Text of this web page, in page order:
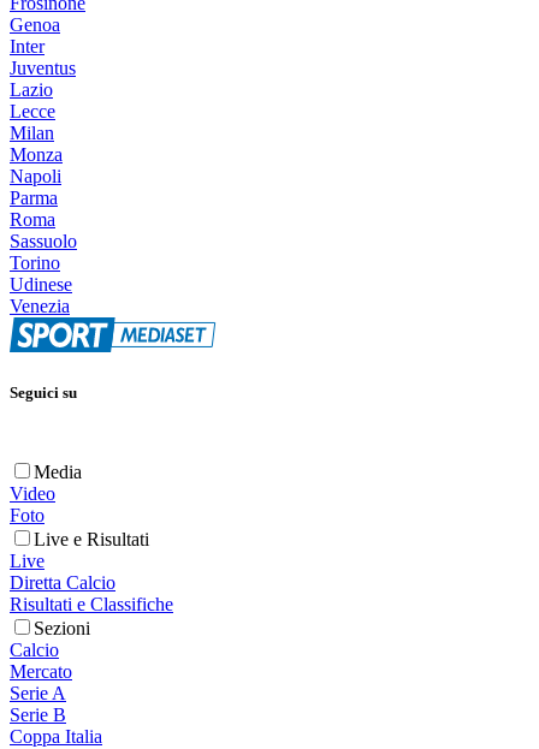
Genoa
Inter
Juventus
Lazio
Lecce
Milan
Monza
Napoli
Parma
Roma
Sassuolo
Torino
Udinese
Venezia
Seguici su
Media
Video
Foto
Live e Risultati
Live
Diretta Calcio
Risultati e Classifiche
Sezioni
Calcio
Mercato
Serie A
Serie B
Coppa Italia